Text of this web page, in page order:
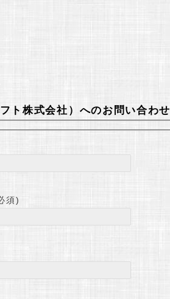
ト株式会社）へのお問い合わせ
須)